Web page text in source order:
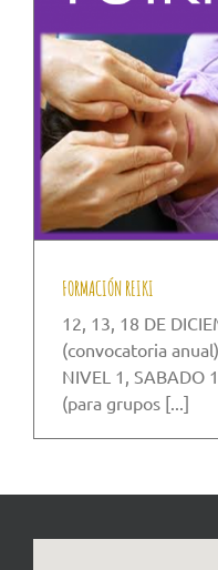
FORMACIÓN REIKI
12, 13, 18 DE
(convocatoria
NIVEL 1, SABADO
(para grupos [...]